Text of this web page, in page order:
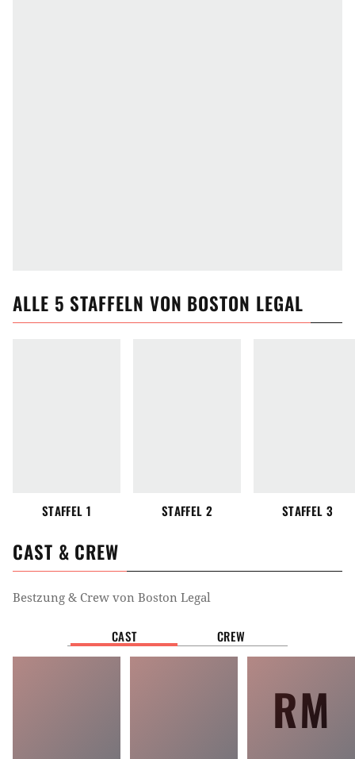
ALLE 5 STAFFELN VON BOSTON LEGAL
STAFFEL 1 STAFFEL 2 STAFFEL 3
CAST & CREW
Bestzung & Crew von Boston Legal
CAST CREW
RM